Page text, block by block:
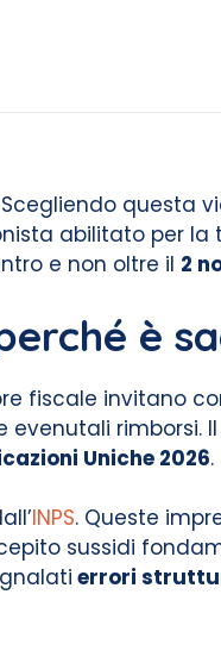
Scegliendo questa
abilitato per
e non oltre il 2
è
fiscale invitano
rimborsi.
Uniche 2026.
INPS. Queste
sussidi
errori